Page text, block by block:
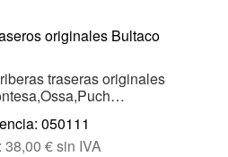
traseras originales
050111
38,00 €sin IVA